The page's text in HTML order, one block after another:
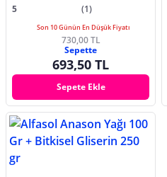
5
(1)
Son 10 Günün En Düşük Fiyatı
730,00 TL
Sepette
693,50 TL
Sepete Ekle